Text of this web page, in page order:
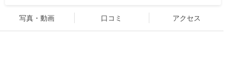
写真・動画 口コミ アクセス